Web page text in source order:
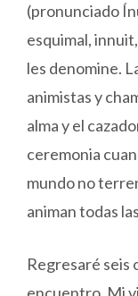
(pronunciado
esquimal,
les denomine.
animistas y
alma y el
ceremonia
mundo no
animan todas
Regresaré seis